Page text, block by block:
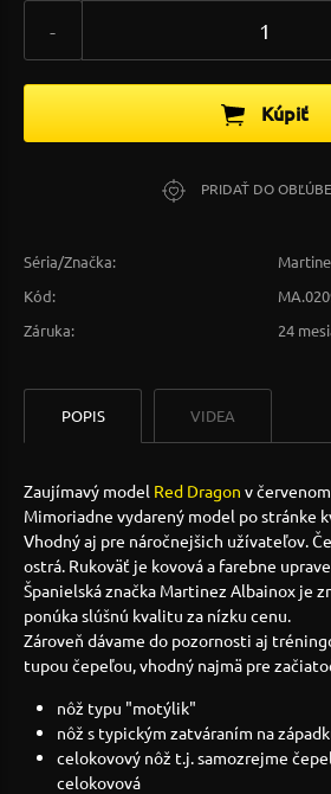
-
Kúpiť
PRIDAŤ DO
Séria/Značka:
Kód:
Záruka:
24
POPIS VIDEA
Zaujímavý model Red Dragon v
Mimoriadne vydarený model po stránke
Vhodný aj pre náročnejšich užívateľov.
ostrá. Rukoväť je kovová a farebne
Španielská značka Martinez Albainox je
ponúka slúšnú kvalitu za nízku cenu.
Zároveň dávame do pozornosti aj
tupou čepeľou, vhodný najmä pre
nôž typu "motýlik"
nôž s typickým zatváraním na
celokovový nôž t.j. samozrejme
celokovová